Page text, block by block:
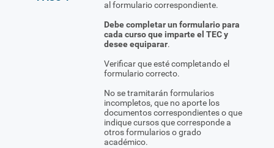
al formulario correspondiente.
Debe completar un formulario para
cada curso que imparte el TEC y
desee equiparar.
Verificar que esté completando el
formulario correcto.
No se tramitarán formularios
incompletos, que no aporte los
documentos correspondientes o que
indique cursos que corresponde a
otros formularios o grado
académico.